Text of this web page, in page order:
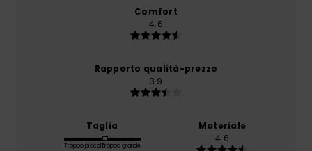
Comfort
4.6
Rapporto qualità-prezzo
3.9
Taglia
Troppo piccoloTroppo grande
Materiale
4.6